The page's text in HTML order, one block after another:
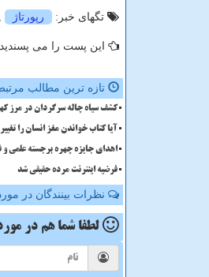
تگهای خبر: رپورتاژ
این پست را می
تازه ترین مطالب
کشف سیاه چاله سرگردان در مرز
آیا کتاب خواندن مغز انسان را
اهدای جایزه چهره برجسته علمی و
فرضیه اینترنت مرده حقیقی شد
نظرات بینندگان در
لطفا شما هم در